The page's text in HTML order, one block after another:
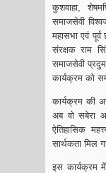
कुशवाहा,
समाजसेवी
महासभा एवं
संरक्षक राम
समाजसेवी
कार्यक्रम को
कार्यक्रम की
अब वो सबेरा
ऐतिहासिक
सार्थकता मिल
इस कार्यक्रम